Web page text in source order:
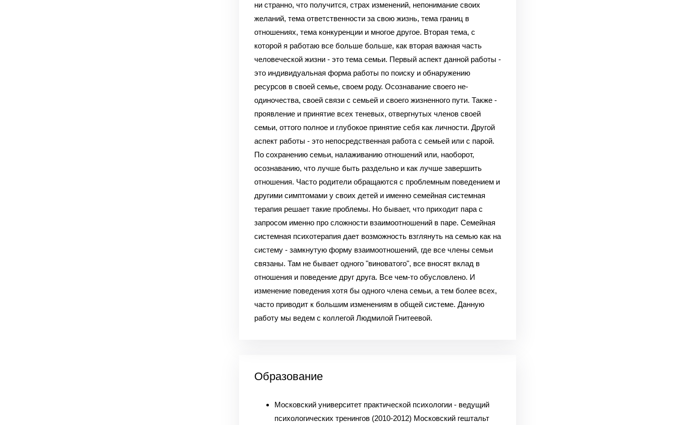
ни странно, что получится, страх изменений, непонимание своих
желаний, тема ответственности за свою жизнь, тема границ в
отношениях, тема конкуренции и многое другое. Вторая тема, с
которой я работаю все больше больше, как вторая важная часть
человеческой жизни - это тема семьи. Первый аспект данной работы -
это индивидуальная форма работы по поиску и обнаружению
ресурсов в своей семье, своем роду. Осознавание своего не-
одиночества, своей связи с семьей и своего жизненного пути. Также -
проявление и принятие всех теневых, отвергнутых членов своей
семьи, оттого полное и глубокое принятие себя как личности. Другой
аспект работы - это непосредственная работа с семьей или с парой.
По сохранению семьи, налаживанию отношений или, наоборот,
осознаванию, что лучше быть раздельно и как лучше завершить
отношения. Часто родители обращаются с проблемным поведением и
другими симптомами у своих детей и именно семейная системная
терапия решает такие проблемы. Но бывает, что приходит пара с
запросом именно про сложности взаимоотношений в паре. Семейная
системная психотерапия дает возможность взглянуть на семью как на
систему - замкнутую форму взаимоотношений, где все члены семьи
связаны. Там не бывает одного "виноватого", все вносят вклад в
отношения и поведение друг друга. Все чем-то обусловлено. И
изменение поведения хотя бы одного члена семьи, а тем более всех,
часто приводит к большим изменениям в общей системе. Данную
работу мы ведем с коллегой Людмилой Гнитеевой.
Образование
Московский университет практической психологии - ведущий
психологических тренингов (2010-2012) Московский гештальт